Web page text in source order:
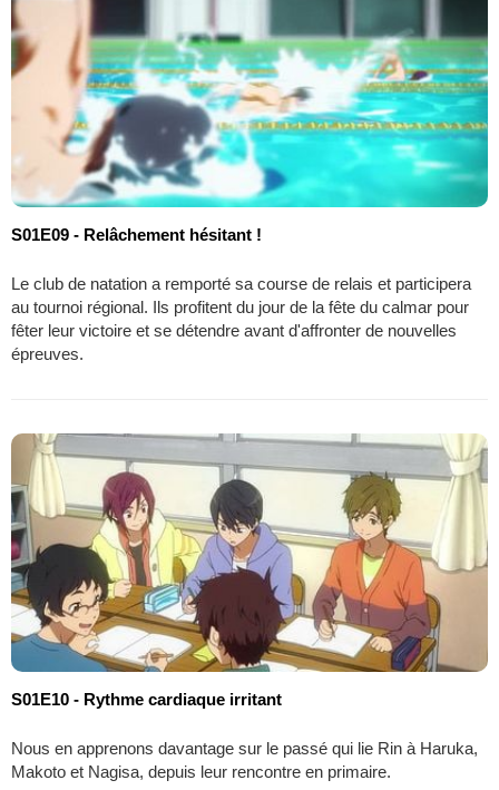
S01E09 - Relâchement hésitant !
Le club de natation a remporté sa course de relais et participera
au tournoi régional. Ils profitent du jour de la fête du calmar pour
fêter leur victoire et se détendre avant d'affronter de nouvelles
épreuves.
S01E10 - Rythme cardiaque irritant
Nous en apprenons davantage sur le passé qui lie Rin à Haruka,
Makoto et Nagisa, depuis leur rencontre en primaire.